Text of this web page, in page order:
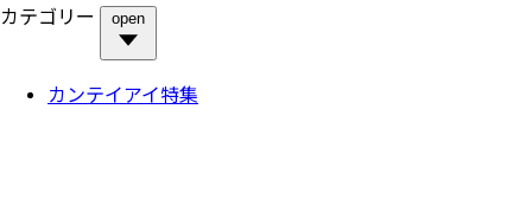
カテゴリー
open
カンテイアイ特集